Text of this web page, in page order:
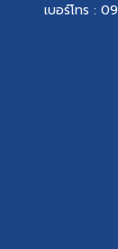
เบอร์โทร :